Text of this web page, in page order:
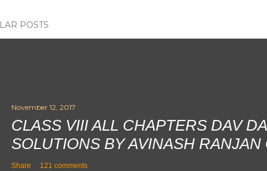
POSTS
November 12, 2017
CLASS VIII ALL CHAPTERS DAV
SOLUTIONS BY AVINASH RANJAN
Share 121 comments